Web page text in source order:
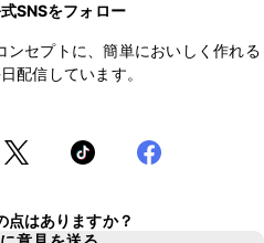
SNSをフォロー
ンセプトに、簡単においしく作れる
配信しています。
点はありますか？